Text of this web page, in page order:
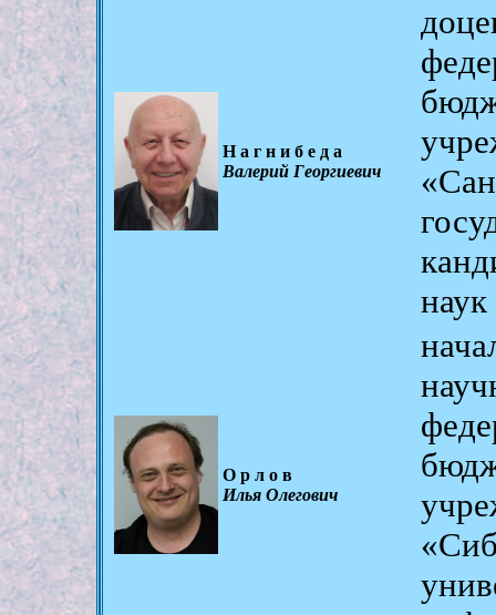
Нагнибеда
Валерий Георгиевич
наук
Орлов
Илья Олегович